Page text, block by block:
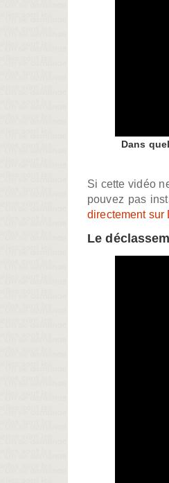
Dans
Si cette vidéo
pouvez pas
directement sur
Le